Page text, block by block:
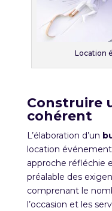
Location
Construire
cohérent
L’élaboration d’un
location
approche réfléchie
préalable des
comprenant le
l’occasion et les